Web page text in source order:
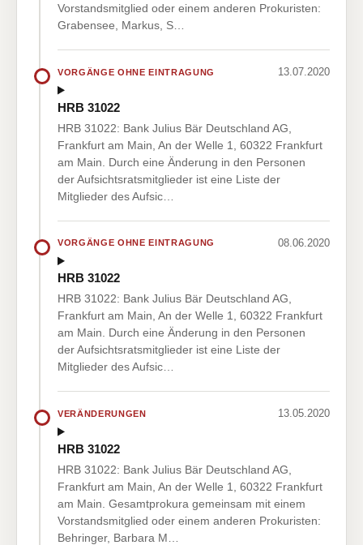
Vorstandsmitglied oder einem anderen Prokuristen:
Grabensee, Markus, S…
VORGÄNGE OHNE EINTRAGUNG 13.07.2020
HRB 31022
HRB 31022: Bank Julius Bär Deutschland AG,
Frankfurt am Main, An der Welle 1, 60322 Frankfurt
am Main. Durch eine Änderung in den Personen
der Aufsichtsratsmitglieder ist eine Liste der
Mitglieder des Aufsic…
VORGÄNGE OHNE EINTRAGUNG 08.06.2020
HRB 31022
HRB 31022: Bank Julius Bär Deutschland AG,
Frankfurt am Main, An der Welle 1, 60322 Frankfurt
am Main. Durch eine Änderung in den Personen
der Aufsichtsratsmitglieder ist eine Liste der
Mitglieder des Aufsic…
VERÄNDERUNGEN 13.05.2020
HRB 31022
HRB 31022: Bank Julius Bär Deutschland AG,
Frankfurt am Main, An der Welle 1, 60322 Frankfurt
am Main. Gesamtprokura gemeinsam mit einem
Vorstandsmitglied oder einem anderen Prokuristen:
Behringer, Barbara M…